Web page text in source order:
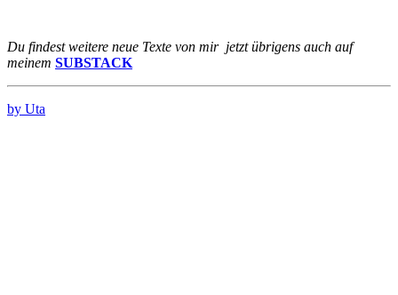
Du findest weitere neue Texte von mir jetzt übrigens auch auf
meinem SUBSTACK
by Uta